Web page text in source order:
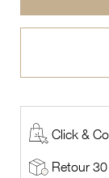
Click &
Retour